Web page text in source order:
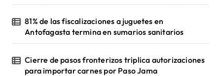
81% de las fiscalizaciones a juguetes en
Antofagasta termina en sumarios sanitarios
Cierre de pasos fronterizos triplica autorizaciones
para importar carnes por Paso Jama